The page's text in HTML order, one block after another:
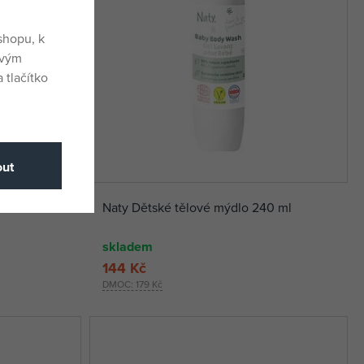
Naty Dětské tělové mýdlo 240 ml
skladem
DMOC: 179 Kč
144 Kč
k
tlačítko